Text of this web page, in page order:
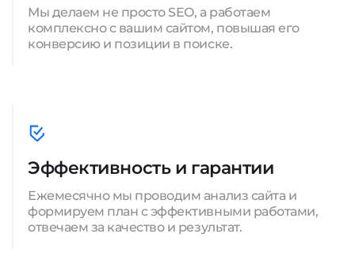
Мы делаем не просто SEO, а работаем
комплексно с вашим сайтом, повышая его
конверсию и позиции в поиске.
Эффективность и гарантии
Ежемесячно мы проводим анализ сайта и
формируем план с эффективными работами,
отвечаем за качество и результат.